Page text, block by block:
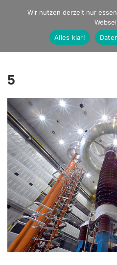
Studio Ernst
Fotografie
5
Wir nutzen derzeit nur
Alles klar!